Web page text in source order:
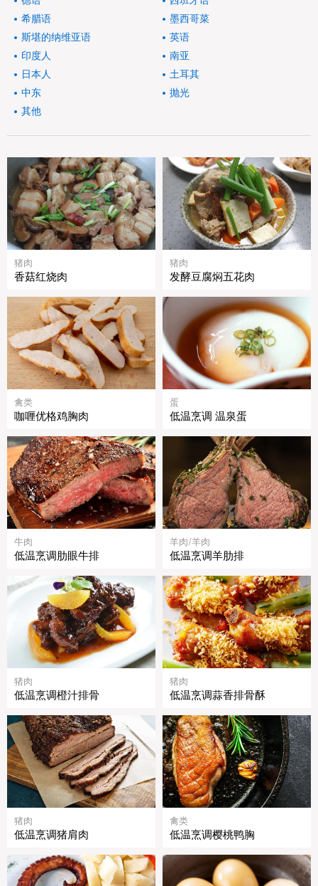
希腊语
墨西哥菜
斯堪的纳维亚语
英语
印度人
南亚
日本人
土耳其
中东
抛光
其他
猪肉
香菇红烧肉
猪肉
发酵豆腐焖五花肉
禽类
咖喱优格鸡胸肉
蛋
低温烹调 温泉蛋
牛肉
低温烹调肋眼牛排
羊肉/羊肉
低温烹调羊肋排
猪肉
低温烹调橙汁排骨
猪肉
低温烹调蒜香排骨酥
猪肉
低温烹调猪肩肉
禽类
低温烹调樱桃鸭胸